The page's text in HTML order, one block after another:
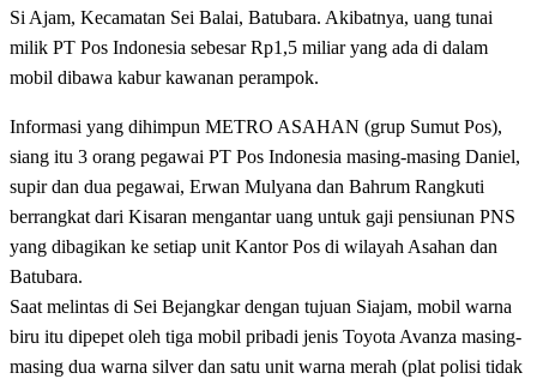
Si Ajam, Kecamatan Sei Balai, Batubara. Akibatnya, uang tunai
milik PT Pos Indonesia sebesar Rp1,5 miliar yang ada di dalam
mobil dibawa kabur kawanan perampok.
Informasi yang dihimpun METRO ASAHAN (grup Sumut Pos),
siang itu 3 orang pegawai PT Pos Indonesia masing-masing Daniel,
supir dan dua pegawai, Erwan Mulyana dan Bahrum Rangkuti
berrangkat dari Kisaran mengantar uang untuk gaji pensiunan PNS
yang dibagikan ke setiap unit Kantor Pos di wilayah Asahan dan
Batubara.
Saat melintas di Sei Bejangkar dengan tujuan Siajam, mobil warna
biru itu dipepet oleh tiga mobil pribadi jenis Toyota Avanza masing-
masing dua warna silver dan satu unit warna merah (plat polisi tidak